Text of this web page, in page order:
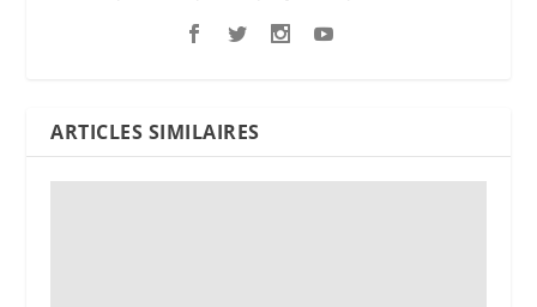
ARTICLES SIMILAIRES